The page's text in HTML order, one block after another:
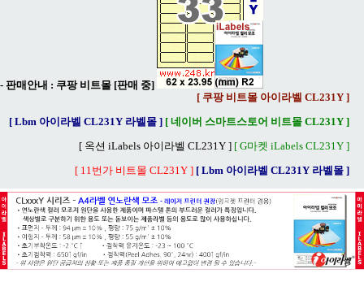
- 판매안내 : 쿠팡 비트몰 [판매 중]
[ 쿠팡 비트몰 아이라벨 CL231Y ]
[ Lbm 아이라벨 CL231Y 라벨몰 ] [ 네이버 스마트스토어 비트몰 CL231Y ]
[ 옥션 iLabels 아이라벨 CL231Y ] [ G마켓 iLabels CL231Y ]
[ 11번가 비트몰 CL231Y ] [ Lbm 아이라벨 CL231Y 라벨몰 ]